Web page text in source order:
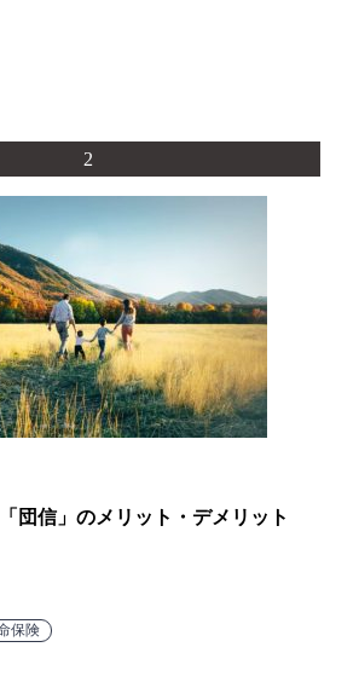
2
団信」のメリット・デメリット
保険